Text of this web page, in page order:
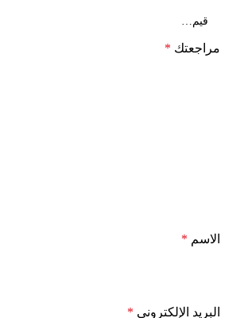
مراجعتك *
الاسم *
البريد الإلكتروني *